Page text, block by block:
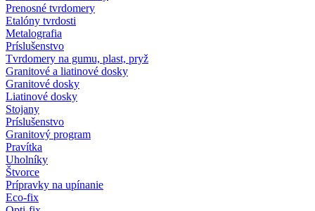
Prenosné tvrdomery
Etalóny tvrdosti
Metalografia
Príslušenstvo
Tvrdomery na gumu, plast, pryž
Granitové a liatinové dosky
Granitové dosky
Liatinové dosky
Stojany
Príslušenstvo
Granitový program
Pravítka
Uholníky
Štvorce
Prípravky na upínanie
Eco-fix